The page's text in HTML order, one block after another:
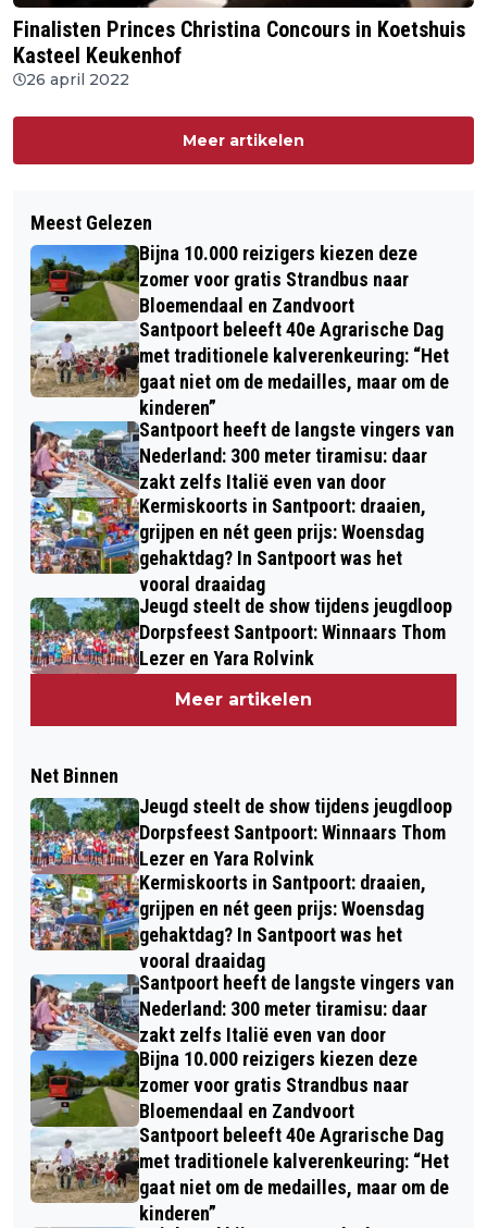
Finalisten Princes Christina Concours in Koetshuis
Kasteel Keukenhof
26 april 2022
Meer artikelen
Meest Gelezen
Bijna 10.000 reizigers kiezen deze
zomer voor gratis Strandbus naar
Bloemendaal en Zandvoort
Santpoort beleeft 40e Agrarische Dag
met traditionele kalverenkeuring: “Het
gaat niet om de medailles, maar om de
kinderen”
Santpoort heeft de langste vingers van
Nederland: 300 meter tiramisu: daar
zakt zelfs Italië even van door
Kermiskoorts in Santpoort: draaien,
grijpen en nét geen prijs: Woensdag
gehaktdag? In Santpoort was het
vooral draaidag
Jeugd steelt de show tijdens jeugdloop
Dorpsfeest Santpoort: Winnaars Thom
Lezer en Yara Rolvink
Meer artikelen
Net Binnen
Jeugd steelt de show tijdens jeugdloop
Dorpsfeest Santpoort: Winnaars Thom
Lezer en Yara Rolvink
Kermiskoorts in Santpoort: draaien,
grijpen en nét geen prijs: Woensdag
gehaktdag? In Santpoort was het
vooral draaidag
Santpoort heeft de langste vingers van
Nederland: 300 meter tiramisu: daar
zakt zelfs Italië even van door
Bijna 10.000 reizigers kiezen deze
zomer voor gratis Strandbus naar
Bloemendaal en Zandvoort
Santpoort beleeft 40e Agrarische Dag
met traditionele kalverenkeuring: “Het
gaat niet om de medailles, maar om de
kinderen”